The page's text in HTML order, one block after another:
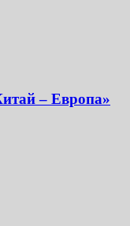
– Европа»